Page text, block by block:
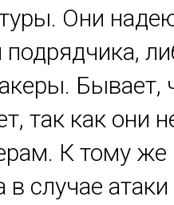
Они
Бывает,
так как они
К тому же
в случае